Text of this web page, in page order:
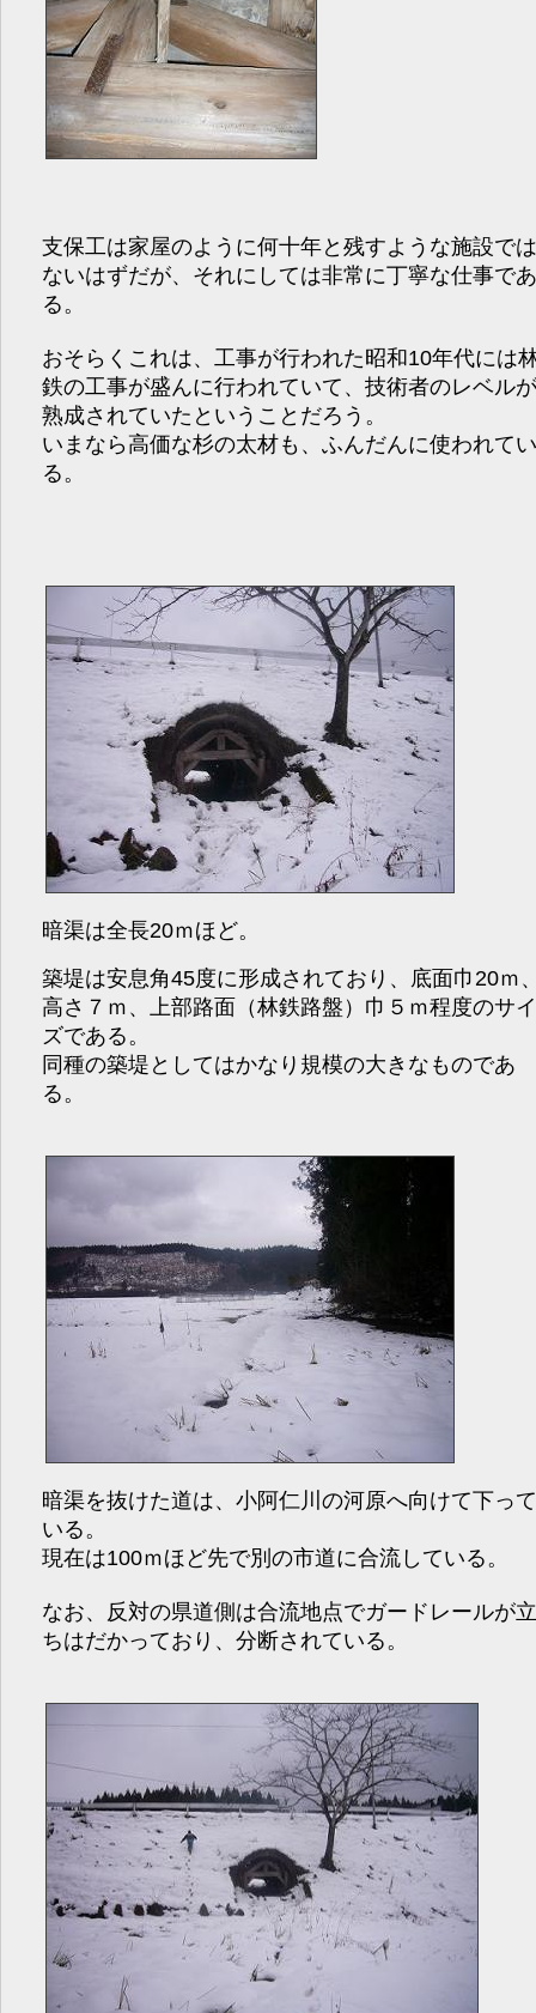
支保工は家屋のように何十年と残すような施設で
ないはずだが、それにしては非常に丁寧な仕事で
る。
おそらくこれは、工事が行われた昭和10年代には
鉄の工事が盛んに行われていて、技術者のレベル
熟成されていたということだろう。
いまなら高価な杉の太材も、ふんだんに使われて
る。
暗渠は全長20ｍほど。
築堤は安息角45度に形成されており、底面巾20ｍ
高さ７ｍ、上部路面（林鉄路盤）巾５ｍ程度のサ
ズである。
同種の築堤としてはかなり規模の大きなものであ
る。
暗渠を抜けた道は、小阿仁川の河原へ向けて下っ
いる。
現在は100ｍほど先で別の市道に合流している。
なお、反対の県道側は合流地点でガードレールが
ちはだかっており、分断されている。